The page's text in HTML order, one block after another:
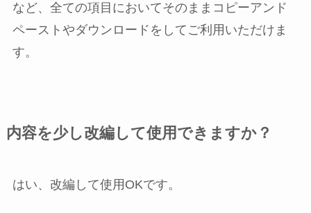
など、全ての項目においてそのままコピーアンド
ペーストやダウンロードをしてご利用いただけま
す。
内容を少し改編して使用できますか？
はい、改編して使用OKです。